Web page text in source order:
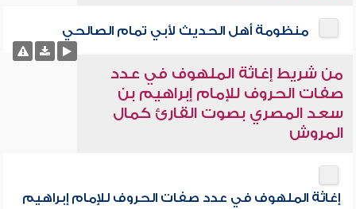
منظومة أهل الحديث لأبي تمام الصالحي
من شريط إغاثة الملهوف في عدد
صفات الحروف للإمام إبراهيم بن
سعد المصري بصوت القارئ كمال
المروش
إغاثة الملهوف في عدد صفات الحروف للإمام إبراهيم